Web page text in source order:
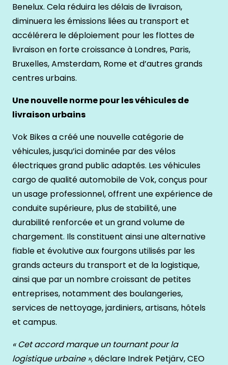
Benelux. Cela réduira les délais de livraison,
diminuera les émissions liées au transport et
accélérera le déploiement pour les flottes de
livraison en forte croissance à Londres, Paris,
Bruxelles, Amsterdam, Rome et d’autres grands
centres urbains.
Une nouvelle norme pour les véhicules de
livraison urbains
Vok Bikes a créé une nouvelle catégorie de
véhicules, jusqu’ici dominée par des vélos
électriques grand public adaptés. Les véhicules
cargo de qualité automobile de Vok, conçus pour
un usage professionnel, offrent une expérience de
conduite supérieure, plus de stabilité, une
durabilité renforcée et un grand volume de
chargement. Ils constituent ainsi une alternative
fiable et évolutive aux fourgons utilisés par les
grands acteurs du transport et de la logistique,
ainsi que par un nombre croissant de petites
entreprises, notamment des boulangeries,
services de nettoyage, jardiniers, artisans, hôtels
et campus.
« Cet accord marque un tournant pour la
logistique urbaine », déclare Indrek Petjärv, CEO